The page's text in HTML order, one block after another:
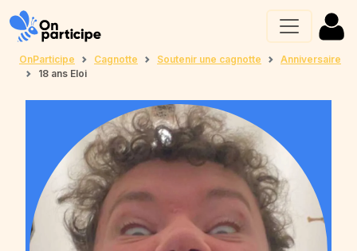
OnParticipe Cagnotte Soutenir une cagnotte
Anniversaire
18 ans Eloi